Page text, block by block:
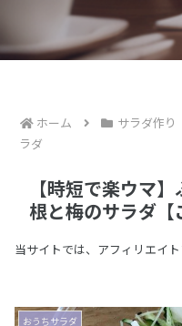
ホーム サラダ作り
ラダ
【時短で楽ウマ
根と梅のサラダ【
当サイトでは、アフィリエイ
おうちサラダ